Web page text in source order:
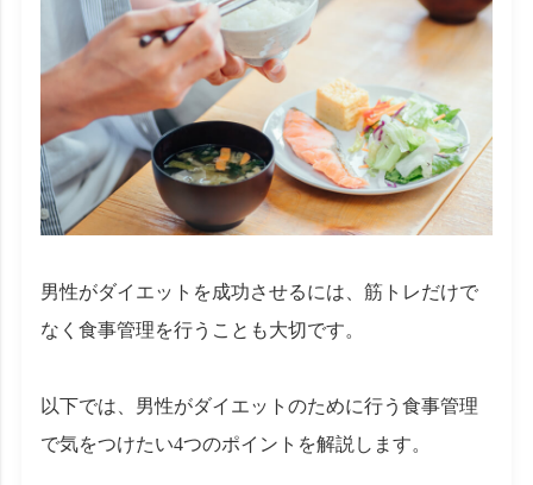
男性がダイエットを成功させるには、筋トレだけで
なく食事管理を行うことも大切です。
以下では、男性がダイエットのために行う食事管理
で気をつけたい4つのポイントを解説します。